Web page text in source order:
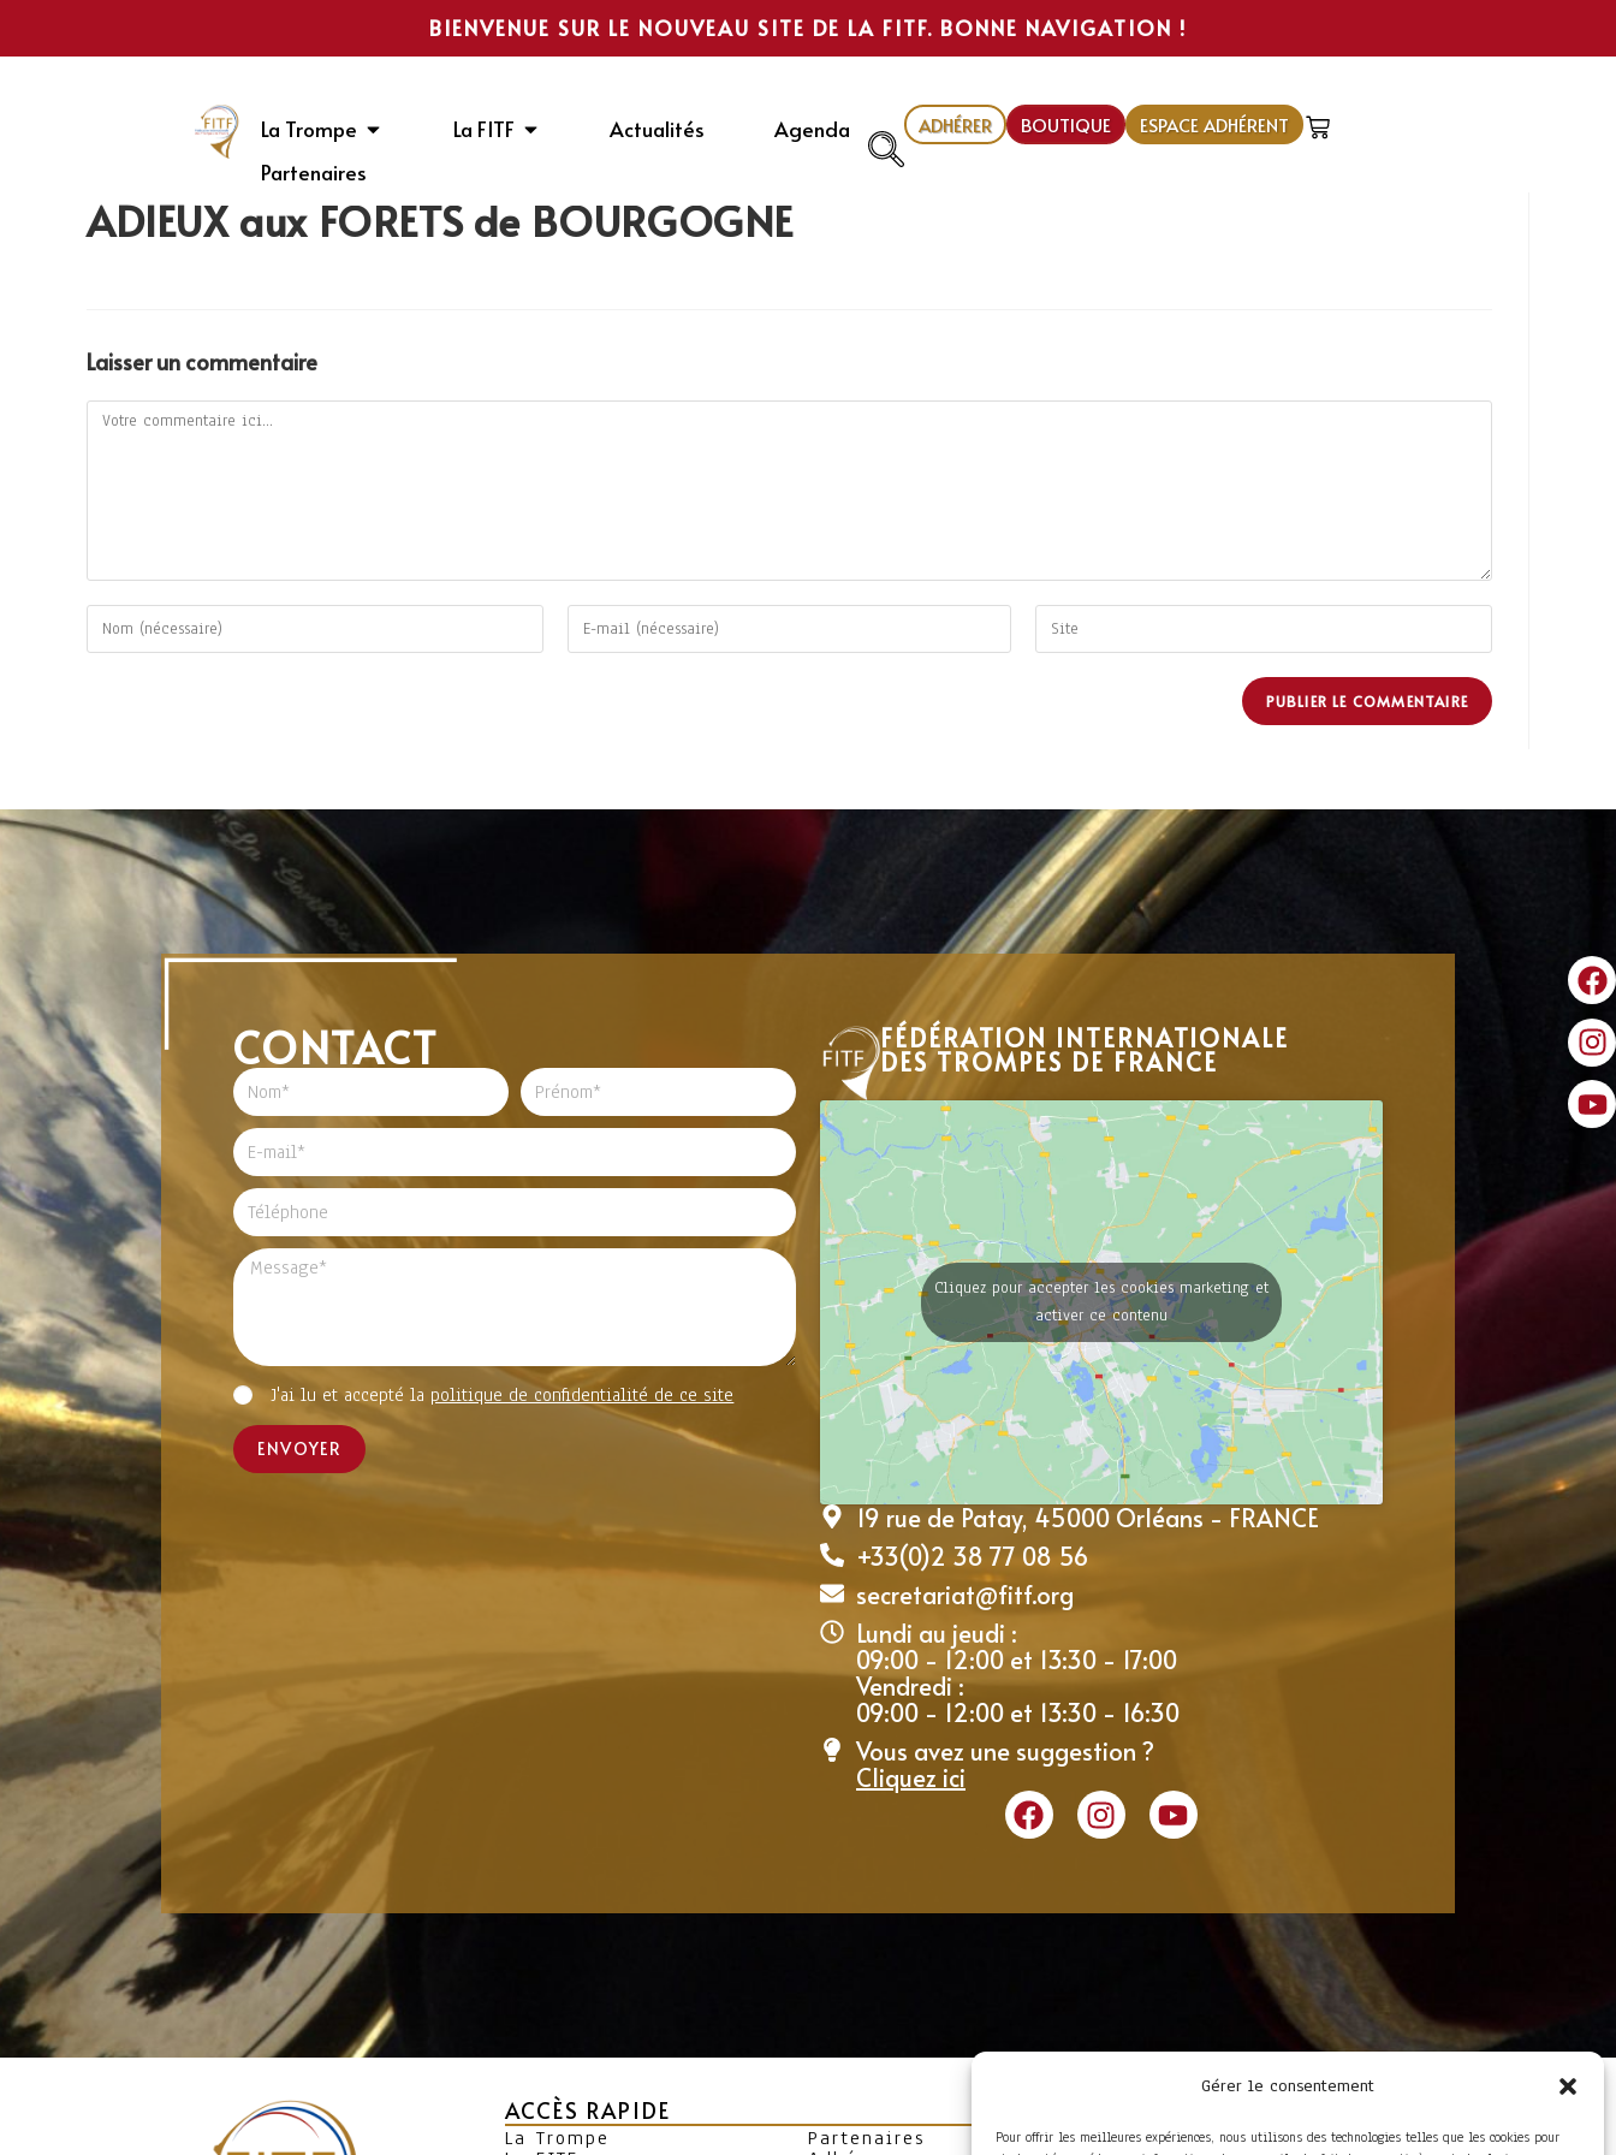
Gérer le consentement
Pour offrir les meilleures expériences, nous utilisons des technologies telles que les cookies pour
BIENVENUE SUR LE NOUVEAU SITE DE LA FITF. BONNE NAVIGATION !
La Trompe La FITF Actualités
Agenda
Partenaires
ADHÉRER BOUTIQUE ESPACE ADHÉRENT
ADIEUX aux FORÊTS de BOURGOGNE
Laisser un commentaire
CONTACT
J'ai lu et accepté la politique de confidentialité de ce site
ENVOYER
FÉDÉRATION INTERNATIONALE
DES TROMPES DE FRANCE
Cliquez pour accepter les cookies marketing et
activer ce contenu
19 rue de Patay, 45000 Orléans - FRANCE
+33(0)2 38 77 08 56
secretariat@fitf.org
Lundi au jeudi :
09:00 - 12:00 et 13:30 - 17:00
Vendredi :
09:00 - 12:00 et 13:30 - 16:30
Vous avez une suggestion ?
Cliquez ici
ACCÈS RAPIDE
La Trompe Partenaires Foire aux questions